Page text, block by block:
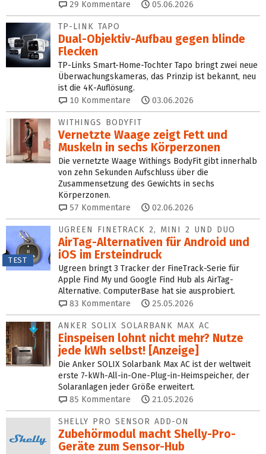
29 Kommentare 05.06.2026
TP-LINK TAPO
Dual-Objektiv-Aufbau gegen blinde
Flecken
TP-Links Smart-Home-Tochter Tapo bringt zwei neue
Überwachungskameras, das Prinzip ist bekannt, neu
ist die 4K-Auflösung.
10 Kommentare 03.06.2026
WITHINGS BODYFIT
Vernetzte Waage zeigt Fett und
Muskeln in sechs Körperzonen
Die vernetzte Waage Withings BodyFit gibt innerhalb
von zehn Sekunden Aufschluss über die
Zusammensetzung des Gewichts in sechs
Körperzonen.
57 Kommentare 02.06.2026
TEST
UGREEN FINETRACK 2, MINI 2 UND DUO
AirTag-Alternativen für Android und
iOS im Ersteindruck
Ugreen bringt 3 Tracker der FineTrack-Serie für
Apple Find My und Google Find Hub als AirTag-
Alternative. ComputerBase hat sie ausprobiert.
83 Kommentare 25.05.2026
ANKER SOLIX SOLARBANK MAX AC
Einspeisen lohnt nicht mehr? Nutze
jede kWh selbst! [Anzeige]
Die Anker SOLIX Solarbank Max AC ist der weltweit
erste 7-kWh-All-in-One-Plug-in-Heimspeicher, der
Solaranlagen jeder Größe erweitert.
85 Kommentare 21.05.2026
SHELLY PRO SENSOR ADD-ON
Zubehörmodul macht Shelly-Pro-
Geräte zum Sensor-Hub